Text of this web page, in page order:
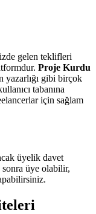
gelen teklifleri
Proje Kurdu
yazarlığı gibi birçok
tabanına
için sağlam
üyelik davet
üye olabilir,